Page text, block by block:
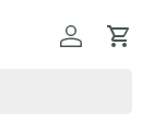
Kirjaudu